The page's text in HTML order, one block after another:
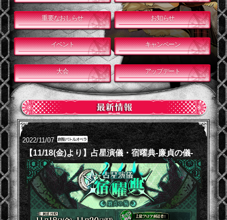
重要なおしらせ お知らせ
イベント キャンペーン
大会 アップデート
2022/11/07
【11/18(金)より】占星演儀・宿曜典-廉貞の儀-